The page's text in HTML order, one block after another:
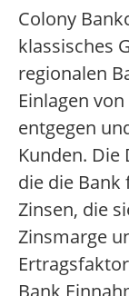
Colony
klassisches
regionalen
Einlagen
entgegen
Kunden. Die
die die
Zinsen, die
Zinsmarge